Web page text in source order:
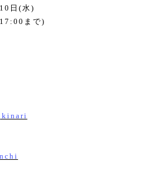
日(水)
17:00 まで)